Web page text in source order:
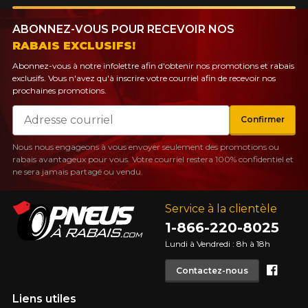
Service à la clientèle
1-866-220-8025
Lundi à Vendredi : 8h à 18h
Contactez-nous
Liens utiles
ABONNEZ-VOUS POUR RECEVOIR NOS
RABAIS EXCLUSIFS!
Abonnez-vous à notre infolettre afin d'obtenir nos promotions et rabais
exclusifs. Vous n'avez qu'à inscrire votre courriel afin de recevoir nos
prochaines promotions.
Courriel
Confirmer
Nous nous engageons à vous envoyer seulement des promotions ou
rabais avantageux pour vous. Votre courriel restera 100% confidentiel et
ne sera jamais partagé ou vendu.